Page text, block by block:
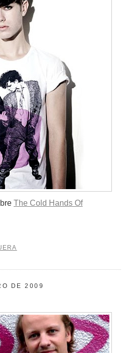
The Cold Hands Of
DE 2009